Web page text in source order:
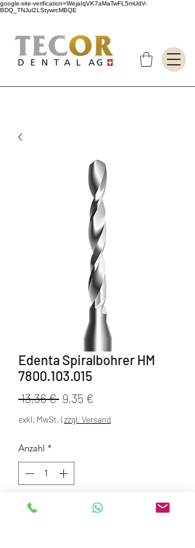
google-site-verification=WejaIqVK7aMaTwFL5mUdV-
BDQ_TNJul2LStywrcMBQE
Edenta Spiralbohrer HM
7800.103.015
13,36 € Standardpreis
9,35 €
Preis
exkl. MwSt. |zzgl. Versand
Anzahl *
In den Warenkorb